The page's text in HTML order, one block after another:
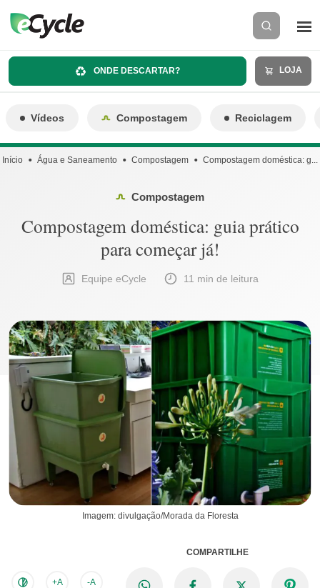
ONDE DESCARTAR? LOJA
Vídeos Compostagem Reciclagem
Início Água e Saneamento Compostagem Compostagem doméstica: g...
Compostagem
Compostagem doméstica: guia prático
para começar já!
Equipe eCycle 11 min de leitura
Imagem: divulgação/Morada da Floresta
+A -A
COMPARTILHE